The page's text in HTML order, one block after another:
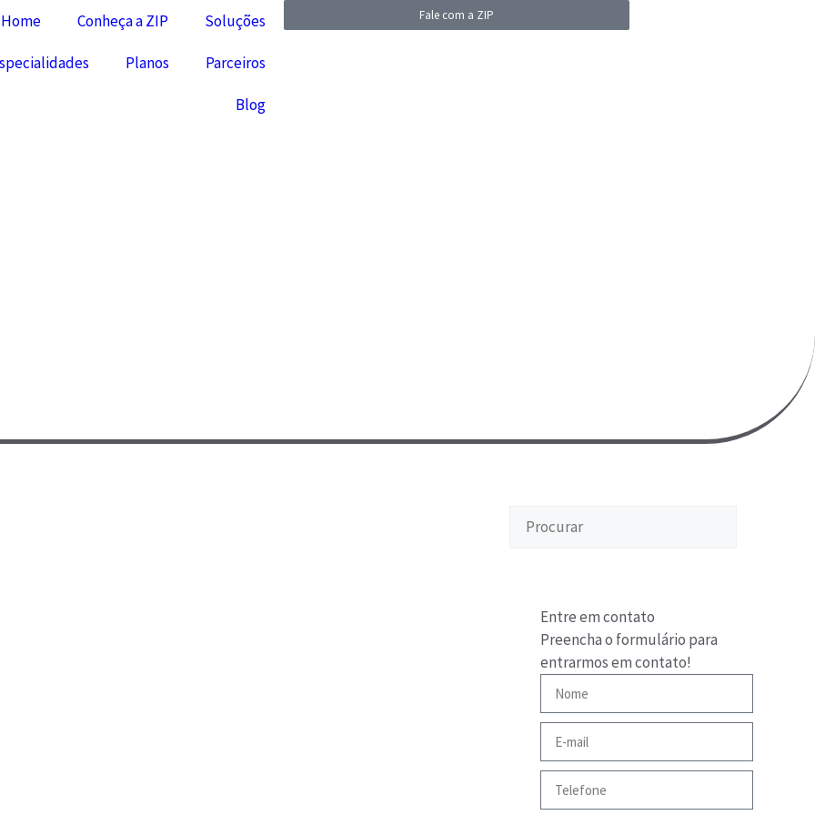
Home Conheça a ZIP Soluções
Planos Parceiros
Blog
Fale com a ZIP
Entre em contato
Preencha o formulário para
entrarmos em contato!